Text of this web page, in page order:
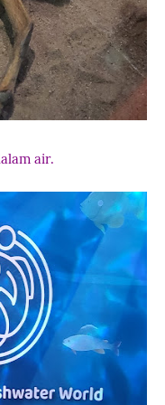
air.